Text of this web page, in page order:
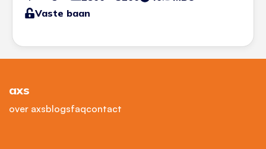
Vaste baan
axs
over axsblogsfaqcontact